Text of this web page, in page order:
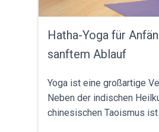
Hatha-Yoga für
sanftem Ablauf
Yoga ist eine großartige
Neben der indischen
chinesischen Taoismus ist